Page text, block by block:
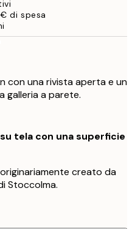
di spesa
con una rivista aperta e un
galleria a parete.
tela con una superficie
creato da
Stoccolma.